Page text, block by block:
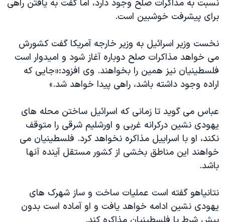
نسبت به مذاکرات صلح وجود دارد، اما گفت به یافتن راهی
برای پیشرفت خوشبین است.
نخست وزیر اسرائیل به وزیر خارجه آمریکا گفت کشورش
می خواهد مذاکرات صلح دوباره آغاز شود و امیدوار است
فلسطینیان نیز همین را بخواهند. وی افزود:«جایی که
اراده وجود داشته باشد، راهی پیدا خواهد شد.»
عباس می گوید تا زمانی که اسرائیل ساختن محله های
یهودی نشین درکرانه غربی و اورشلیم شرقی را متوقف
نکند، او با اسراییل مذاکره نخواهد کرد. فلسطینیان می
خواهند این مناطق بخشی از کشور مستقل آینده آنها
باشد.
نتانیاهو گفته است عملیات ساخت و ساز شهرک های
یهودی نشین ادامه خواهد یافت و او آماده است بدون